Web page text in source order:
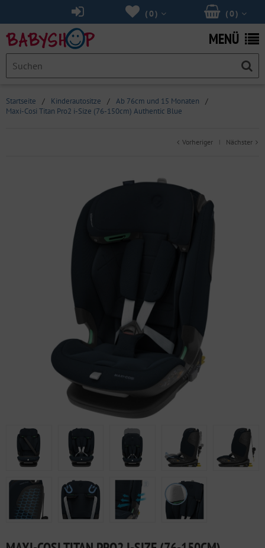
(0 )
(0 )
MENÜ
Startseite / Kinderautositze / Ab 76cm und 15 Monaten
/
Maxi-Cosi Titan Pro2 i-Size (76-150cm) Authentic Blue
Vorheriger | Nächster